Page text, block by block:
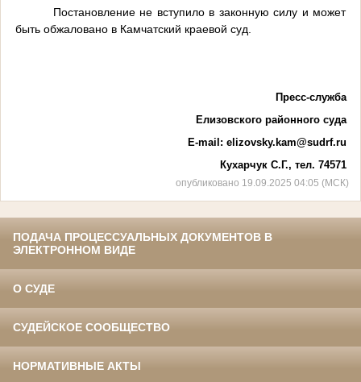
Постановление не вступило в законную силу и может
быть обжаловано в Камчатский краевой суд.
Пресс-служба
Елизовского районного суда
E-mail : elizovsky.kam@sudrf.ru
Кухарчук С.Г., тел. 74571
опубликовано 19.09.2025 04:05 (МСК)
ПОДАЧА ПРОЦЕССУАЛЬНЫХ ДОКУМЕНТОВ В
ЭЛЕКТРОННОМ ВИДЕ
О СУДЕ
СУДЕЙСКОЕ СООБЩЕСТВО
НОРМАТИВНЫЕ АКТЫ